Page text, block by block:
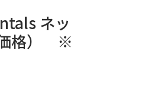
ネッ
価格） ※